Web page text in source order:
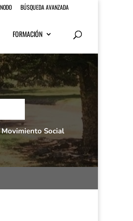
BÚSQUEDA AVANZADA
FORMACIÓN
Movimiento Social